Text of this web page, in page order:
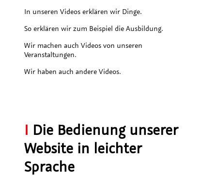
In unseren Videos erklären wir Dinge.
So erklären wir zum Beispiel die Ausbildung.
Wir machen auch Videos von unseren
Veranstaltungen.
Wir haben auch andere Videos.
I Die Bedienung unserer
Website in leichter
Sprache